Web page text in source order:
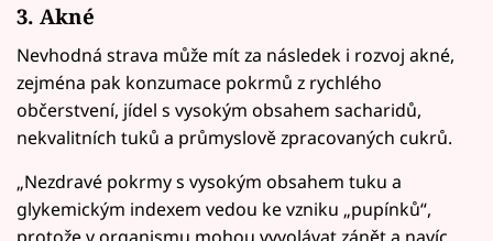
3. Akné
Nevhodná strava může mít za následek i rozvoj akné,
zejména pak konzumace pokrmů z rychlého
občerstvení, jídel s vysokým obsahem sacharidů,
nekvalitních tuků a průmyslově zpracovaných cukrů.
„Nezdravé pokrmy s vysokým obsahem tuku a
glykemickým indexem vedou ke vzniku „pupínků“,